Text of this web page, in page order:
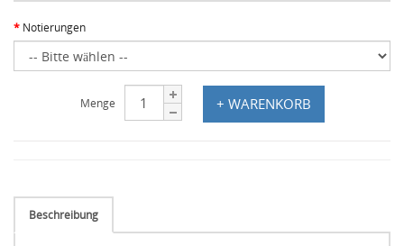
Notierungen
Menge + WARENKORB
Beschreibung